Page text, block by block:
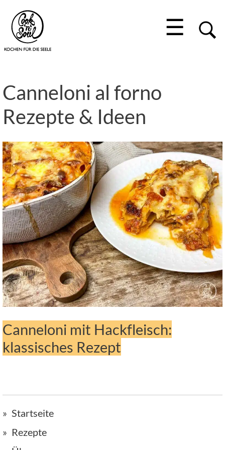
☰
Canneloni al forno
Rezepte & Ideen
Canneloni mit Hackfleisch:
klassisches Rezept
Startseite
Rezepte